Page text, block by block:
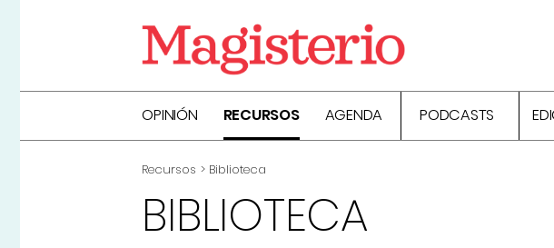
OPINIÓN RECURSOS AGENDA PODCASTS
Recursos Biblioteca
BIBLIOTECA